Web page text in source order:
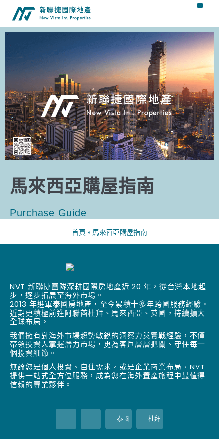
馬來西亞購屋指南
Purchase Guide
首頁 » 馬來西亞購屋指南
NVT 新聯捷團隊深耕國際房地產近 20 年，從台灣本地起
步，逐步拓展至海外市場。
2013 年進軍泰國房地產，至今累積十多年跨國服務經驗。
近期更積極前進阿聯酋杜拜、馬來西亞、英國，持續擴大
全球布局。
我們擁有對海外市場趨勢敏銳的洞察力與實戰經驗，不僅
帶領投資人掌握潛力市場，更為客戶層層把關、守住每一
個投資細節。
無論您是個人投資、自住需求，或是企業商業布局，NVT
提供一站式全方位服務，成為您在海外置產旅程中最值得
信賴的專業夥伴。
泰國 杜拜